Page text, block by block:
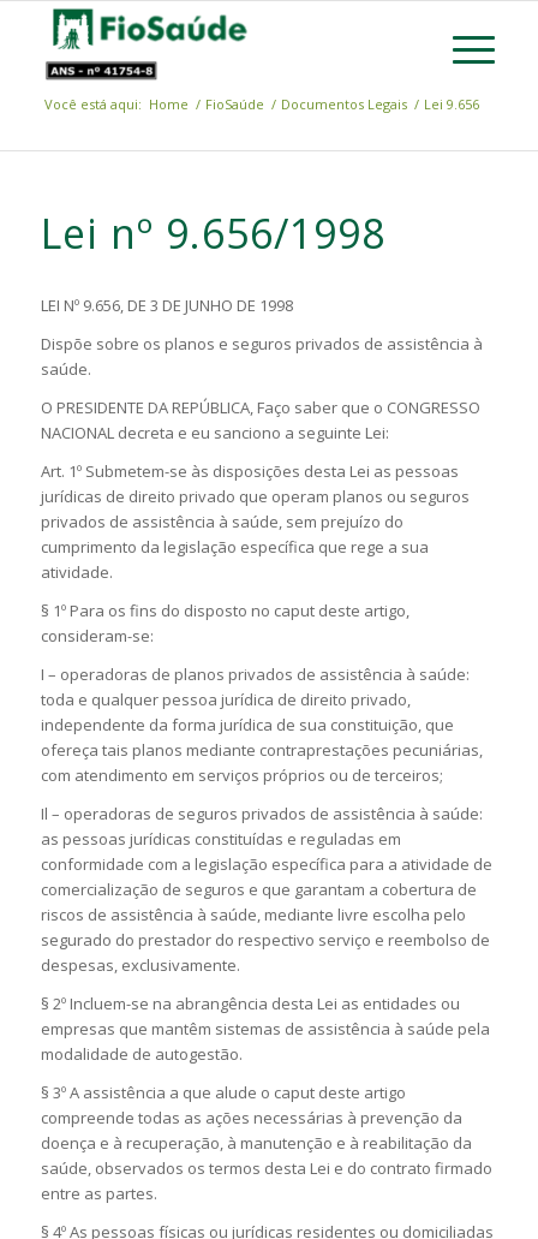
Você está aqui: Home / FioSaúde / Documentos Legais / Lei 9.656
Lei nº 9.656/1998
LEI Nº 9.656, DE 3 DE JUNHO DE 1998
Dispõe sobre os planos e seguros privados de assistência à
saúde.
O PRESIDENTE DA REPÚBLICA, Faço saber que o CONGRESSO
NACIONAL decreta e eu sanciono a seguinte Lei:
Art. 1º Submetem-se às disposições desta Lei as pessoas
jurídicas de direito privado que operam planos ou seguros
privados de assistência à saúde, sem prejuízo do
cumprimento da legislação específica que rege a sua
atividade.
§ 1º Para os fins do disposto no caput deste artigo,
consideram-se:
I – operadoras de planos privados de assistência à saúde:
toda e qualquer pessoa jurídica de direito privado,
independente da forma jurídica de sua constituição, que
ofereça tais planos mediante contraprestações pecuniárias,
com atendimento em serviços próprios ou de terceiros;
Il – operadoras de seguros privados de assistência à saúde:
as pessoas jurídicas constituídas e reguladas em
conformidade com a legislação específica para a atividade de
comercialização de seguros e que garantam a cobertura de
riscos de assistência à saúde, mediante livre escolha pelo
segurado do prestador do respectivo serviço e reembolso de
despesas, exclusivamente.
§ 2º Incluem-se na abrangência desta Lei as entidades ou
empresas que mantêm sistemas de assistência à saúde pela
modalidade de autogestão.
§ 3º A assistência a que alude o caput deste artigo
compreende todas as ações necessárias à prevenção da
doença e à recuperação, à manutenção e à reabilitação da
saúde, observados os termos desta Lei e do contrato firmado
entre as partes.
§ 4º As pessoas físicas ou jurídicas residentes ou domiciliadas